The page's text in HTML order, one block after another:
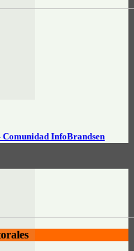
InfoBrandsen